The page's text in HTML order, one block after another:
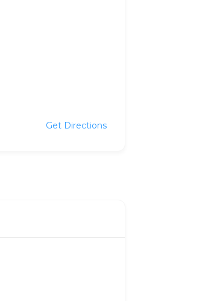
Get Directions